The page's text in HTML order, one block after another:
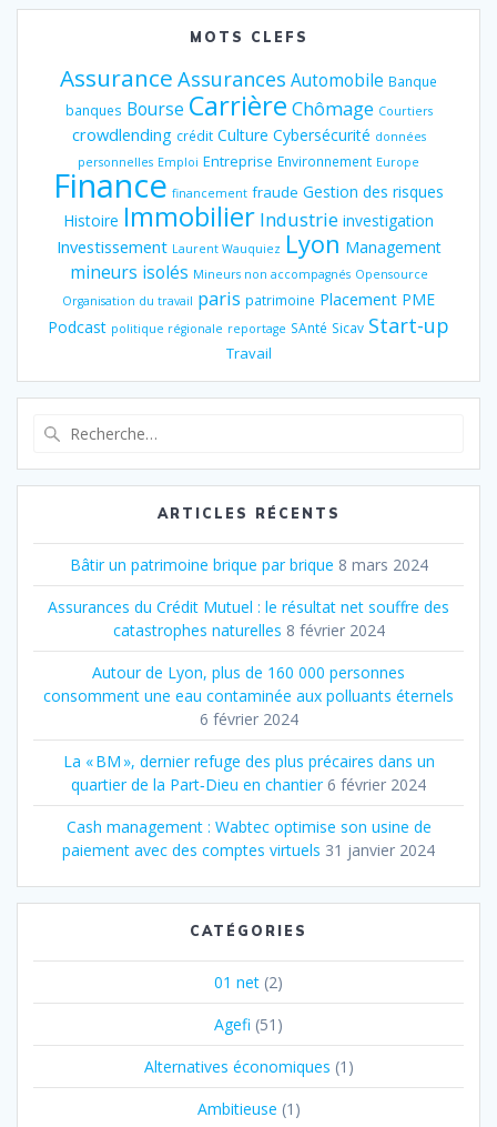
MOTS CLEFS
Assurance Assurances Automobile Banque
banques Bourse Carrière Chômage Courtiers
crowdlending crédit Culture Cybersécurité données
personnelles Emploi Entreprise Environnement Europe
Finance financement fraude Gestion des risques
Histoire Immobilier Industrie investigation
Investissement Laurent Wauquiez Lyon Management
mineurs isolés Mineurs non accompagnés Opensource
Organisation du travail paris patrimoine Placement PME
Podcast politique régionale reportage SAnté Sicav Start-up
Travail
:
ARTICLES RÉCENTS
Bâtir un patrimoine brique par brique 8 mars 2024
Assurances du Crédit Mutuel : le résultat net souffre des
catastrophes naturelles 8 février 2024
Autour de Lyon, plus de 160 000 personnes
consomment une eau contaminée aux polluants éternels
6 février 2024
La « BM », dernier refuge des plus précaires dans un
quartier de la Part‐Dieu en chantier 6 février 2024
Cash management : Wabtec optimise son usine de
paiement avec des comptes virtuels 31 janvier 2024
CATÉGORIES
01 net (2)
Agefi (51)
Alternatives économiques (1)
Ambitieuse (1)